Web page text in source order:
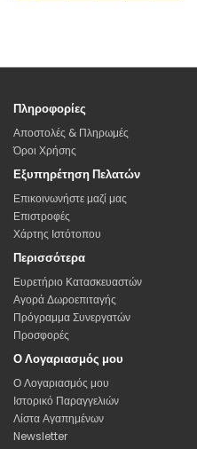
Πληροφορίες
Αποστολές & Πληρωμές
Όροι Χρήσης
Εξυπηρέτηση Πελατών
Επικοινωνήστε μαζί μας
Επιστροφές
Χάρτης Ιστότοπου
Περισσότερα
Ευρετήριο Κατασκευαστών
Αγορά Δωροεπιταγής
Πρόγραμμα Συνεργατών
Προσφορές
Ο Λογαριασμός μου
Ο Λογαριασμός μου
Ιστορικό Παραγγελιών
Λίστα Αγαπημένων
Newsletter